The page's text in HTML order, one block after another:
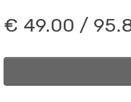
€ 49.00 /